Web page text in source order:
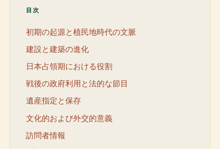
目次
初期の起源と植民地時代の文脈
建設と建築の進化
日本占領期における役割
戦後の政府利用と法的な節目
遺産指定と保存
文化的および外交的意義
訪問者情報